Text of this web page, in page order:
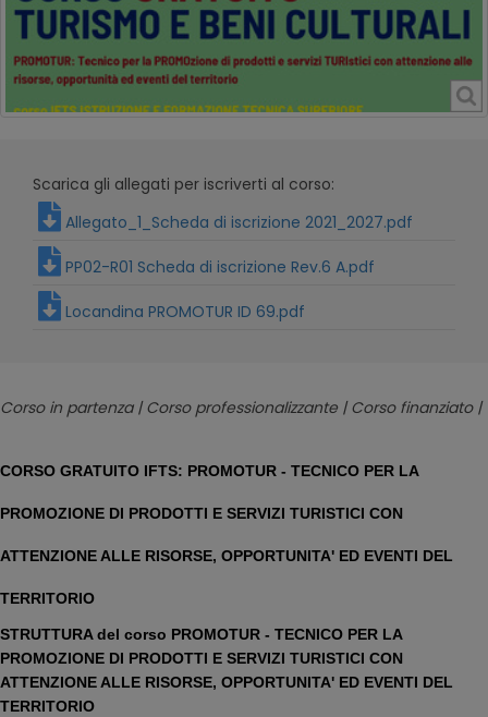
Scarica gli allegati per iscriverti al corso:
Allegato_1_Scheda di iscrizione 2021_2027.pdf
PP02-R01 Scheda di iscrizione Rev.6 A.pdf
Locandina PROMOTUR ID 69.pdf
Corso in partenza | Corso professionalizzante | Corso finanziato |
CORSO GRATUITO IFTS: PROMOTUR - TECNICO PER LA
PROMOZIONE DI PRODOTTI E SERVIZI TURISTICI CON
ATTENZIONE ALLE RISORSE, OPPORTUNITA' ED EVENTI DEL
TERRITORIO
STRUTTURA del corso PROMOTUR - TECNICO PER LA
PROMOZIONE DI PRODOTTI E SERVIZI TURISTICI CON
ATTENZIONE ALLE RISORSE, OPPORTUNITA' ED EVENTI DEL
TERRITORIO